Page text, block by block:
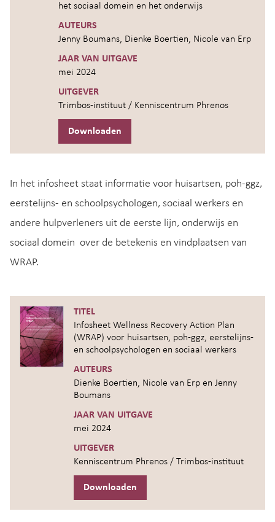
het sociaal domein en het onderwijs
AUTEURS
Jenny Boumans, Dienke Boertien, Nicole van Erp
JAAR VAN UITGAVE
mei 2024
UITGEVER
Trimbos-instituut / Kenniscentrum Phrenos
Downloaden
In het infosheet staat informatie voor huisartsen, poh-ggz,
eerstelijns- en schoolpsychologen, sociaal werkers en
andere hulpverleners uit de eerste lijn, onderwijs en
sociaal domein over de betekenis en vindplaatsen van
WRAP.
TITEL
Infosheet Wellness Recovery Action Plan
(WRAP) voor huisartsen, poh-ggz, eerstelijns-
en schoolpsychologen en sociaal werkers
AUTEURS
Dienke Boertien, Nicole van Erp en Jenny
Boumans
JAAR VAN UITGAVE
mei 2024
UITGEVER
Kenniscentrum Phrenos / Trimbos-instituut
Downloaden